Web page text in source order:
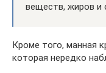
веществ, жиров и
Кроме того, манная
которая нередко